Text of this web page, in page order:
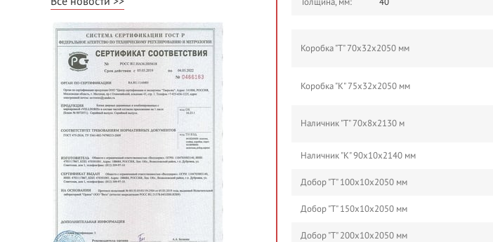
Коробка "Т" 70х32х2050 мм
Коробка "К" 75х32х2050 мм
Наличник "Т" 70х8х2130 м
Наличник "К" 90х10х2140 мм
Добор "Т" 100х10х2050 мм
Добор "Т" 150х10х2050 мм
Добор "Т" 200х10х2050 мм